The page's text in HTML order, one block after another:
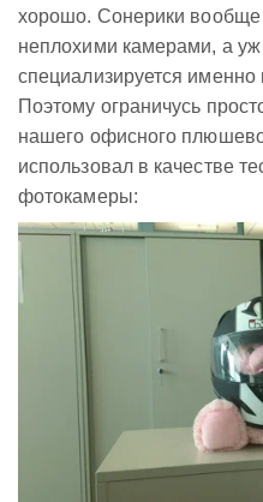
хорошо. Сонерики вообще
неплохими камерами, а
специализируется
Поэтому ограничусь
нашего офисного
использовал в качестве
фотокамеры: